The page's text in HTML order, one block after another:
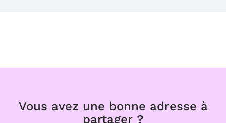
Vous avez une bonne adresse à
partager ?